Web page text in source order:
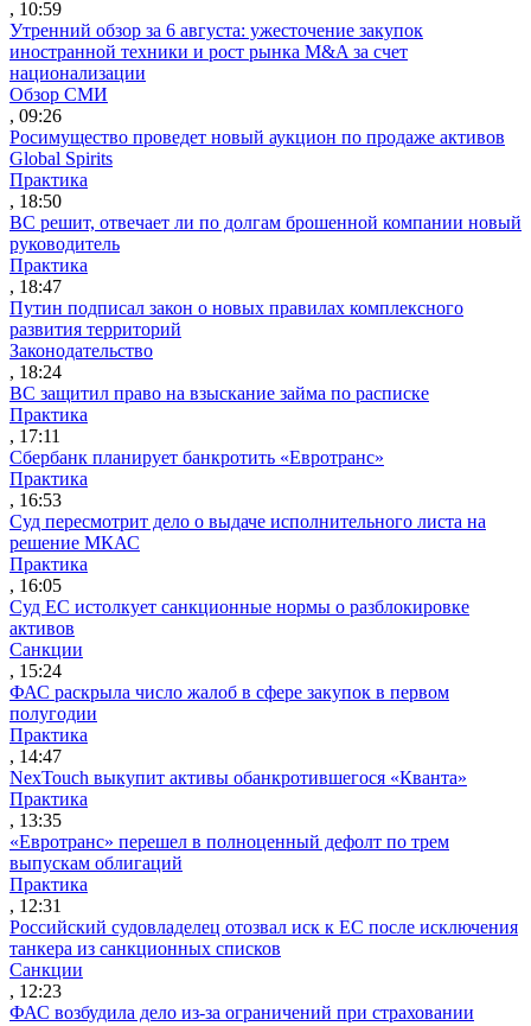
, 10:59
Утренний обзор за 6 августа: ужесточение закупок
иностранной техники и рост рынка M&A за счет
национализации
Обзор СМИ
, 09:26
Росимущество проведет новый аукцион по продаже активов
Global Spirits
Практика
, 18:50
ВС решит, отвечает ли по долгам брошенной компании новый
руководитель
Практика
, 18:47
Путин подписал закон о новых правилах комплексного
развития территорий
Законодательство
, 18:24
ВС защитил право на взыскание займа по расписке
Практика
, 17:11
Сбербанк планирует банкротить «Евротранс»
Практика
, 16:53
Суд пересмотрит дело о выдаче исполнительного листа на
решение МКАС
Практика
, 16:05
Суд ЕС истолкует санкционные нормы о разблокировке
активов
Санкции
, 15:24
ФАС раскрыла число жалоб в сфере закупок в первом
полугодии
Практика
, 14:47
NexTouch выкупит активы обанкротившегося «Кванта»
Практика
, 13:35
«Евротранс» перешел в полноценный дефолт по трем
выпускам облигаций
Практика
, 12:31
Российский судовладелец отозвал иск к ЕС после исключения
танкера из санкционных списков
Санкции
, 12:23
ФАС возбудила дело из-за ограничений при страховании